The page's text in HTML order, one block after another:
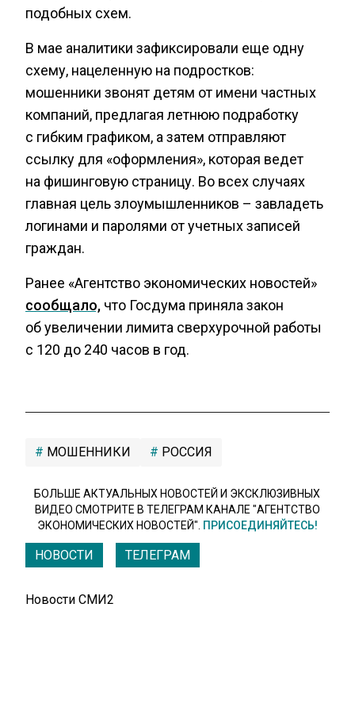
подобных схем.
В мае аналитики зафиксировали еще одну
схему, нацеленную на подростков:
мошенники звонят детям от имени частных
компаний, предлагая летнюю подработку
с гибким графиком, а затем отправляют
ссылку для «оформления», которая ведет
на фишинговую страницу. Во всех случаях
главная цель злоумышленников – завладеть
логинами и паролями от учетных записей
граждан.
Ранее «Агентство экономических новостей»
сообщало, что Госдума приняла закон
об увеличении лимита сверхурочной работы
с 120 до 240 часов в год.
МОШЕННИКИ РОССИЯ
БОЛЬШЕ АКТУАЛЬНЫХ НОВОСТЕЙ И ЭКСКЛЮЗИВНЫХ
ВИДЕО СМОТРИТЕ В ТЕЛЕГРАМ КАНАЛЕ "АГЕНТСТВО
ЭКОНОМИЧЕСКИХ НОВОСТЕЙ". ПРИСОЕДИНЯЙТЕСЬ!
НОВОСТИ ТЕЛЕГРАМ
Новости СМИ2